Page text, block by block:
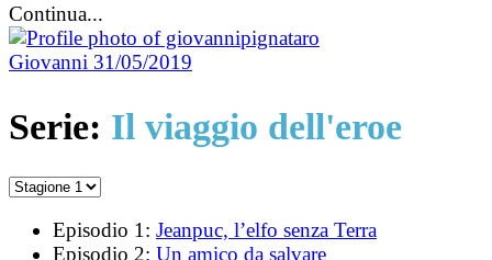
Continua...
Giovanni 31/05/2019
Serie: Il viaggio dell'eroe
Episodio 1: Jeanpuc, l’elfo senza Terra
Episodio 2: Un amico da salvare